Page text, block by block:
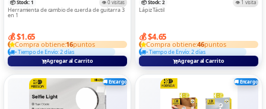
📦 Stock: 1 👁️ 0 visitas
Herramienta de cambio de cuerda de guitarra 3
en 1
💰 $1.65
Compra obtiene:16puntos
• Tiempo de Envío: 2 días
Agregar al Carrito
📦 Stock: 2 👁️ 1 visita
Lápiz Táctil
💰 $4.65
Compra obtiene:46puntos
• Tiempo de Envío: 2 días
Agregar al Carrito
🚚 Encargo 🚚 Encargo